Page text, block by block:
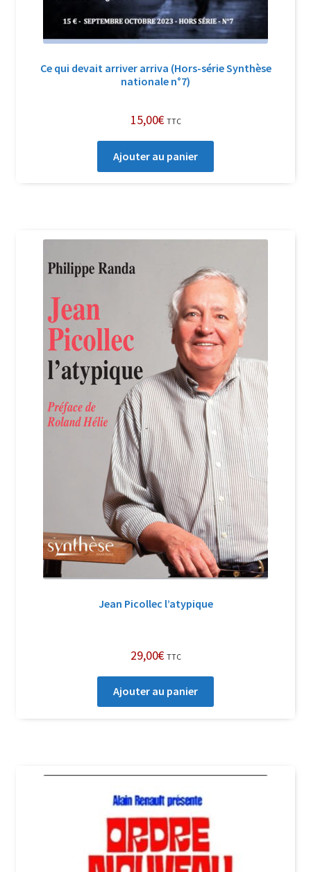
Ce qui devait arriver arriva (Hors-série Synthèse
nationale n°7)
15,00€ TTC
Ajouter au panier
Jean Picollec l’atypique
29,00€ TTC
Ajouter au panier